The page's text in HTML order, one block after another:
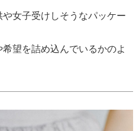
女子受けしそうなパッケー
望を詰め込んでいるかのよ